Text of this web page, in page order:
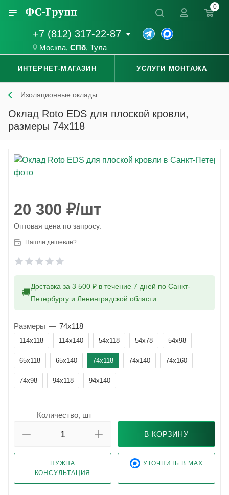
+7 (812) 317-22-87
Москва, СПб, Тула
0
ИНТЕРНЕТ-МАГАЗИН УСЛУГИ МОНТАЖА
Изоляционные оклады
Оклад Roto EDS для плоской кровли,
размеры 74x118
20 300 ₽/шт
Оптовая цена по запросу.
Нашли дешевле?
🚚
Доставка за 3 500 ₽ в течение 7 дней по Санкт-
Петербургу и Ленинградской области
Размеры — 74x118
114x118 114x140 54x118 54x78 54x98
65x118 65x140 74x118 74x140 74x160
74x98 94x118 94x140
Количество, шт
В КОРЗИНУ
НУЖНА
КОНСУЛЬТАЦИЯ
УТОЧНИТЬ В MAX